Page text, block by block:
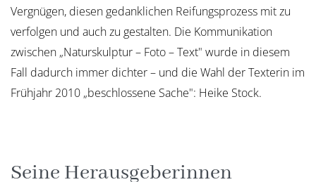
Vergnügen, diesen gedanklichen Reifungsprozess mit zu
verfolgen und auch zu gestalten. Die Kommunikation
zwischen „Naturskulptur – Foto – Text" wurde in diesem
Fall dadurch immer dichter – und die Wahl der Texterin im
Frühjahr 2010 „beschlossene Sache": Heike Stock.
Seine Herausgeberinnen